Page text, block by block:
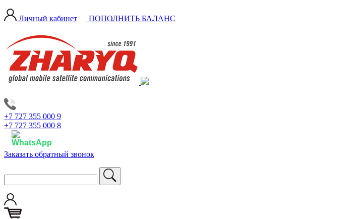
Личный кабинет ПОПОЛНИТЬ БАЛАНС
+7 727 355 000 9
+7 727 355 000 8
Заказать обратный звонок